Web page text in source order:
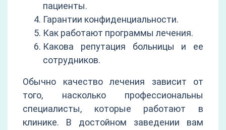
пациенты.
Гарантии конфиденциальности.
Как работают программы лечения.
Какова репутация больницы и ее
сотрудников.
Обычно качество лечения зависит от
того, насколько профессиональны
специалисты, которые работают в
клинике. В достойном заведении вам